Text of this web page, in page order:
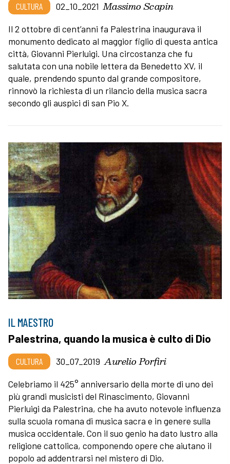
CULTURA 02_10_2021 Massimo Scapin
Il 2 ottobre di cent’anni fa Palestrina inaugurava il
monumento dedicato al maggior figlio di questa antica
città, Giovanni Pierluigi. Una circostanza che fu
salutata con una nobile lettera da Benedetto XV, il
quale, prendendo spunto dal grande compositore,
rinnovò la richiesta di un rilancio della musica sacra
secondo gli auspici di san Pio X.
IL MAESTRO
Palestrina, quando la musica è culto di Dio
CULTURA 30_07_2019 Aurelio Porfiri
Celebriamo il 425° anniversario della morte di uno dei
più grandi musicisti del Rinascimento, Giovanni
Pierluigi da Palestrina, che ha avuto notevole influenza
sulla scuola romana di musica sacra e in genere sulla
musica occidentale. Con il suo genio ha dato lustro alla
religione cattolica, componendo opere che aiutano il
popolo ad addentrarsi nel mistero di Dio.